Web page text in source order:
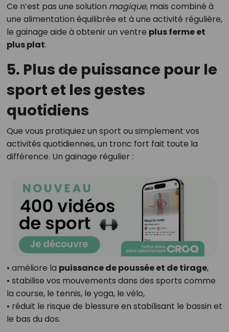
Ce n’est pas une solution magique, mais combiné à
une alimentation équilibrée et à une activité régulière,
le gainage aide à obtenir un ventre plus ferme et
plus plat.
5. Plus de puissance pour le
sport et les gestes
quotidiens
Que vous pratiquiez un sport ou simplement vos
activités quotidiennes, un tronc fort fait toute la
différence. Un gainage régulier :
• améliore la puissance de poussée et de tirage,
• stabilise vos mouvements dans des sports comme
la course, le tennis, le yoga, le vélo,
• réduit le risque de blessure en stabilisant le bassin et
le bas du dos.